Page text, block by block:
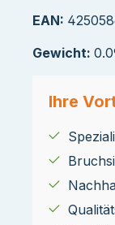
EAN:
Gewicht:
Ihre